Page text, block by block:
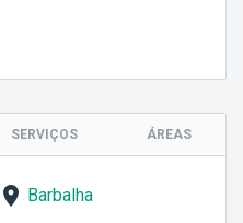
SERVIÇOS ÁREAS
Barbalha